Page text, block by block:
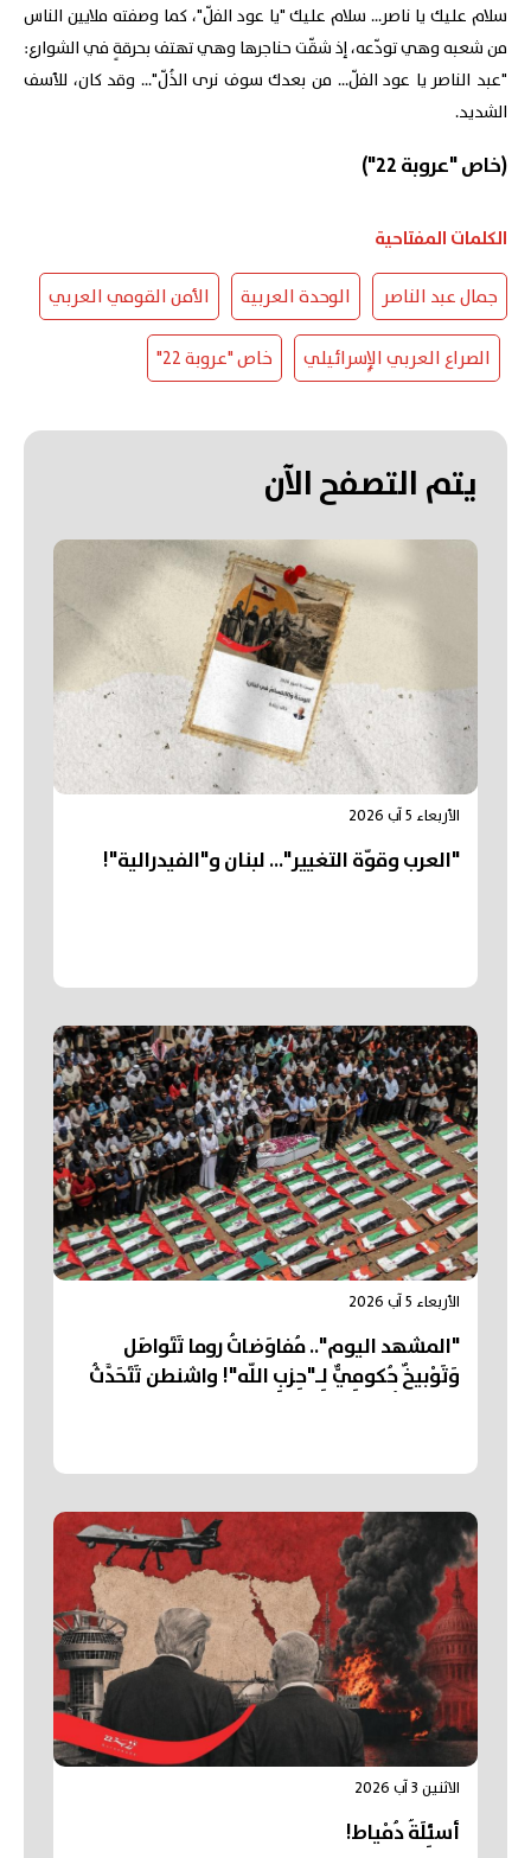
سلام عليك يا ناصر... سلام عليك "يا عود الفلّ"، كما وصفته ملايين الناس
من شعبه وهي تودّعه، إذ شقّت حناجرها وهي تهتف بحرقةٍ في الشوارع:
"عبد الناصر يا عود الفلّ... من بعدك سوف نرى الذُلّ"... وقد كان، للأسف
الشديد.
(خاص "عروبة 22")
الكلمات المفتاحية
جمال عبد الناصر الوحدة العربية الأمن القومي العربي
الصراع العربي الإٍسرائيلي خاص "عروبة 22"
يتم التصفح الآن
الأربعاء 5 آب 2026
"العرب وقوّة التغيير"... لبنان و"الفيدرالية"!
الأربعاء 5 آب 2026
"المشهد اليوم".. مُفاوَضاتُ روما تَتَواصَل
وَتَوْبيخٌ حُكومِيٌّ لِـ"حِزبِ اللّه"! واشنطن تَتَحَدَّثُ
الاثنين 3 آب 2026
أسئِلَةُ دُمْياط!